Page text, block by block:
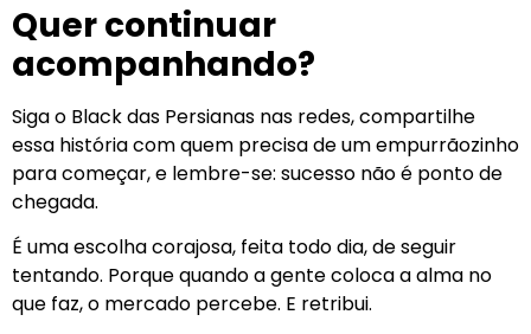
Quer continuar
acompanhando?
Siga o Black das Persianas nas redes, compartilhe
essa história com quem precisa de um empurrãozinho
para começar, e lembre-se: sucesso não é ponto de
chegada.
É uma escolha corajosa, feita todo dia, de seguir
tentando. Porque quando a gente coloca a alma no
que faz, o mercado percebe. E retribui.